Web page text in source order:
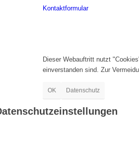
Kontaktformular
Dieser Webauftritt nutzt
einverstanden sind. Zur
OK Datenschutz